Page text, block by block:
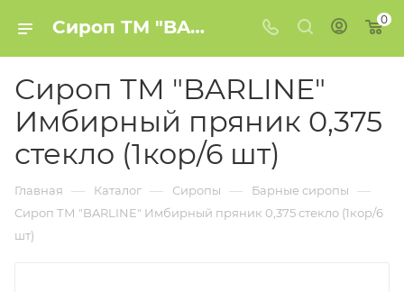
Сироп ТМ "BARLINE" Имбирный пряник 0,375 стекло (1кор/6 шт) купить в Минске 0
Сироп ТМ "BARLINE"
Имбирный пряник 0,375
стекло (1кор/6 шт)
Главная — Каталог — Сиропы — Барные сиропы —
Сироп ТМ "BARLINE" Имбирный пряник 0,375 стекло (1кор/6
шт)